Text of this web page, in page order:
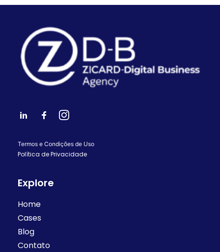
Termos e Condições de Uso
Política de Privacidade
Explore
Home
Cases
Blog
Contato